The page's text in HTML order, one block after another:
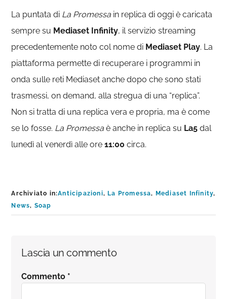
La puntata di La Promessa in replica di oggi è caricata
sempre su Mediaset Infinity, il servizio streaming
precedentemente noto col nome di Mediaset Play. La
piattaforma permette di recuperare i programmi in
onda sulle reti Mediaset anche dopo che sono stati
trasmessi, on demand, alla stregua di una “replica”.
Non si tratta di una replica vera e propria, ma è come
se lo fosse. La Promessa è anche in replica su La5 dal
lunedì al venerdì alle ore11:00circa.
Archiviato in:Anticipazioni,La Promessa, Mediaset Infinity,
News, Soap
Interazioni
del
Lascia un commento
Commento *